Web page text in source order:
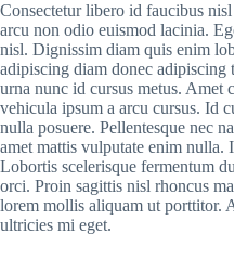
Consectetur libero id faucibus
arcu non odio euismod lacinia.
nisl. Dignissim diam quis enim
adipiscing diam donec
urna nunc id cursus metus.
vehicula ipsum a arcu cursus. Id
nulla posuere. Pellentesque nec
amet mattis vulputate enim nulla.
Lobortis scelerisque fermentum
orci. Proin sagittis nisl rhoncus
lorem mollis aliquam ut porttitor.
ultricies mi eget.